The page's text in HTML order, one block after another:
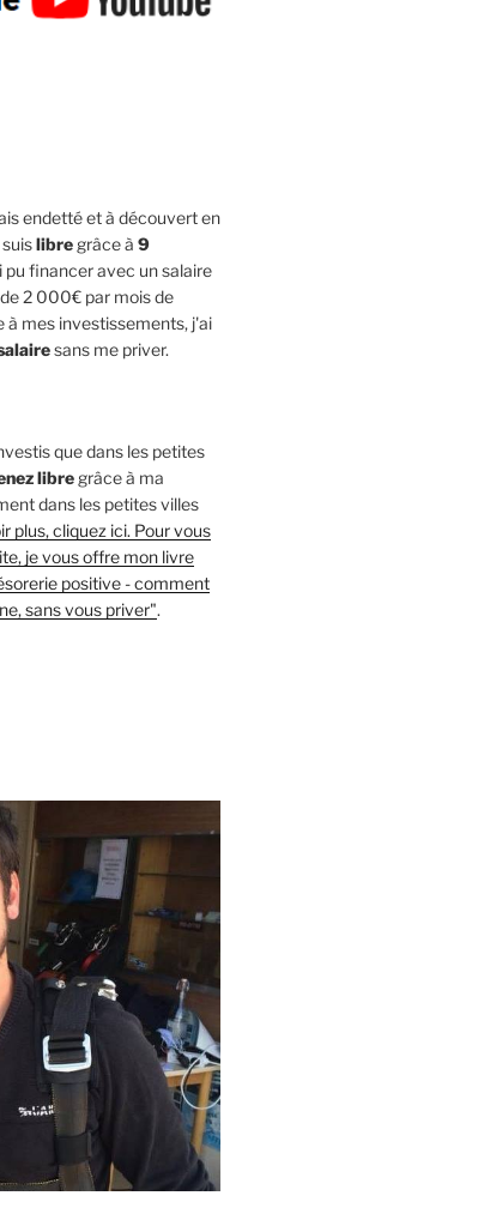
endetté et à découvert en
libre grâce à 9
pu financer avec un salaire
2 000€ par mois de
à mes investissements, j'ai
sans me priver.
que dans les petites
libre grâce à ma
dans les petites villes
plus, cliquez ici. Pour vous
je vous offre mon livre
positive - comment
sans vous priver".